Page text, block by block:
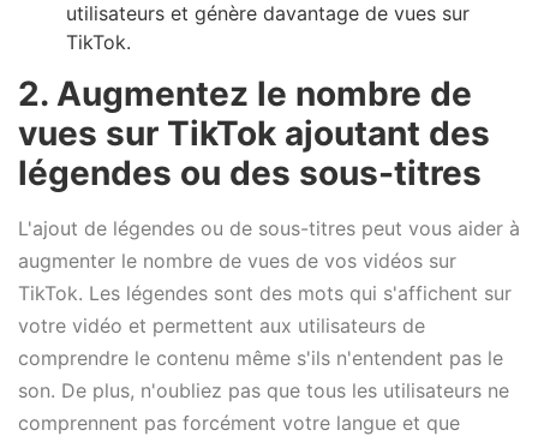
utilisateurs et génère davantage de vues sur
TikTok.
2. Augmentez le nombre de
vues sur TikTok ajoutant des
légendes ou des sous-titres
L'ajout de légendes ou de sous-titres peut vous aider à
augmenter le nombre de vues de vos vidéos sur
TikTok. Les légendes sont des mots qui s'affichent sur
votre vidéo et permettent aux utilisateurs de
comprendre le contenu même s'ils n'entendent pas le
son. De plus, n'oubliez pas que tous les utilisateurs ne
comprennent pas forcément votre langue et que